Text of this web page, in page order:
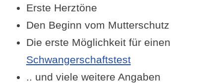
Erste Herztöne
Den Beginn vom Mutterschutz
Die erste Möglichkeit für einen
Schwangerschaftstest
.. und viele weitere Angaben